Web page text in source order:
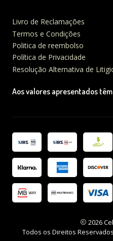
Livro de Reclamações
Termos e Condições
Politica de reembolso
Política de Privacidade
Resolução Alternativa de
Aos valores apresentados
2026
Todos os Direitos